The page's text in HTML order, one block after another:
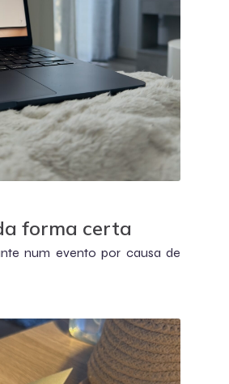
forma certa
num evento por causa de